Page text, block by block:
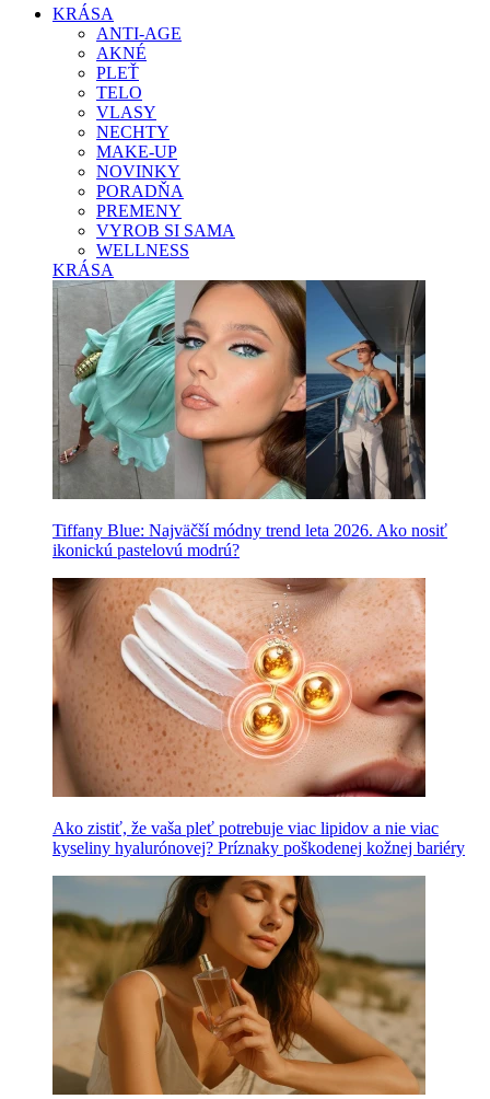
KRÁSA
ANTI-AGE
AKNÉ
PLEŤ
TELO
VLASY
NECHTY
MAKE-UP
NOVINKY
PORADŇA
PREMENY
VYROB SI SAMA
WELLNESS
KRÁSA
Tiffany Blue: Najväčší módny trend leta 2026. Ako nosiť
ikonickú pastelovú modrú?
Ako zistiť, že vaša pleť potrebuje viac lipidov a nie viac
kyseliny hyalurónovej? Príznaky poškodenej kožnej bariéry